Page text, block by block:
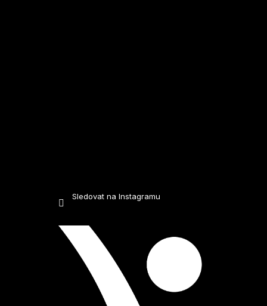
Sledovat na Instagramu